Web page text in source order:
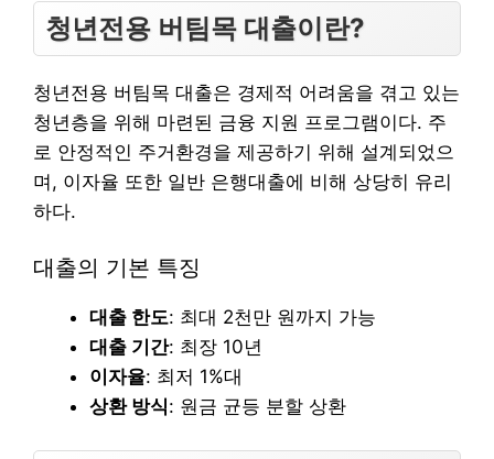
청년전용 버팀목 대출이란?
청년전용 버팀목 대출은 경제적 어려움을 겪고 있는
청년층을 위해 마련된 금융 지원 프로그램이다. 주
로 안정적인 주거환경을 제공하기 위해 설계되었으
며, 이자율 또한 일반 은행대출에 비해 상당히 유리
하다.
대출의 기본 특징
대출 한도: 최대 2천만 원까지 가능
대출 기간: 최장 10년
이자율: 최저 1%대
상환 방식: 원금 균등 분할 상환